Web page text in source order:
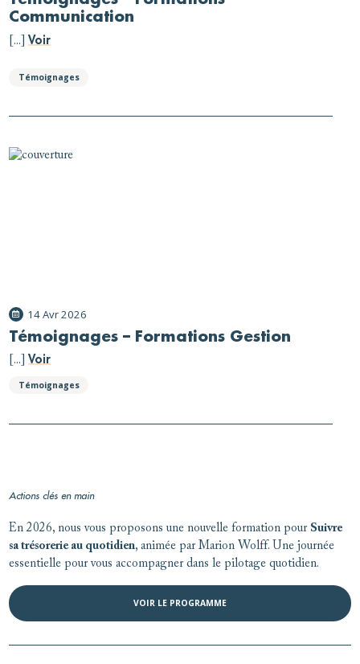
Communication
[...] Voir
Témoignages
14 Avr 2026
Témoignages – Formations Gestion
[...]Voir
Témoignages
Actions clés en main
En 2026, nous vous proposons une nouvelle formation pour Suivre
sa trésorerie au quotidien, animée par Marion Wolff. Une journée
essentielle pour vous accompagner dans le pilotage quotidien.
VOIR LE PROGRAMME